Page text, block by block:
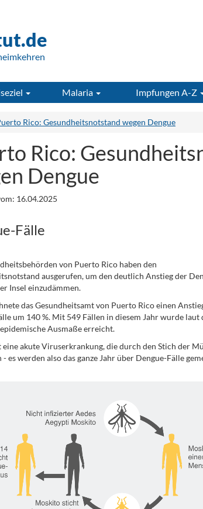
Malaria Impfungen A-Z
Rico: Gesundheitsnotstand wegen Dengue
Rico:
Dengue
16.04.2025
Fälle
von Puerto Rico haben den
ausgerufen, um den deutlich Anstieg der
Insel einzudämmen.
das Gesundheitsamt von Puerto Rico einen
um 140 %. Mit 549 Fällen in diesem Jahr wurde laut
Ausmaße erreicht.
eine akute Viruserkrankung, die durch den Stich der
- es werden also das ganze Jahr über Dengue-Fälle